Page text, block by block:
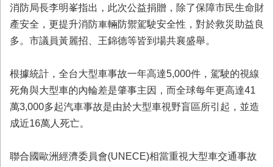
回
首
頁
府
首
頁
消防局長李明峯指出，此次公益捐贈，除了保障市民生命財
產安全，更提升消防車輛防禦駕駛安全性，對於救災助益良
多。市議員黃麗招、王錦德等皆到場共襄盛舉。
根據統計，全台大型車事故一年高達5,000件，駕駛的視線
死角與大型車的內輪差是肇事主因，而全球每年更高達41
萬3,000多起汽車事故是由於大型車視野盲區所引起，並造
成近16萬人死亡。
聯合國歐洲經濟委員會(UNECE)相當重視大型車交通事故